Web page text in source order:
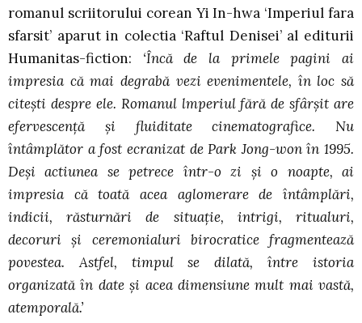
romanul scriitorului corean Yi In-hwa ‘Imperiul fara
sfarsit’ aparut in colectia ‘Raftul Denisei’ al editurii
Humanitas-fiction: ‘Încă de la primele pagini ai
impresia că mai degrabă vezi evenimentele, în loc să
citești despre ele. Romanul lmperiul fără de sfârșit are
efervescenţă și fluiditate cinematografice. Nu
întâmplător a fost ecranizat de Park Jong-won în 1995.
Deși actiunea se petrece într-o zi și o noapte, ai
impresia că toată acea aglomerare de întâmplări,
indicii, răsturnări de situaţie, intrigi, ritualuri,
decoruri și ceremonialuri birocratice fragmentează
povestea. Astfel, timpul se dilată, între istoria
organizată în date și acea dimensiune mult mai vastă,
atemporală.’